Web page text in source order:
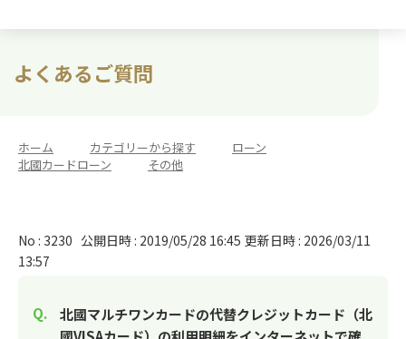
よくあるご質問
ホーム カテゴリーから探す ローン
北國カードローン
その他
No : 3230 公開日時 : 2019/05/28 16:45 更新日時 : 2026/03/11
13:57
北國マルチワンカードの代替クレジットカード（北